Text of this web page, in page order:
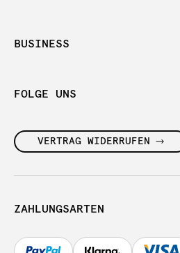
BUSINESS
FOLGE UNS
VERTRAG WIDERRUFEN
ZAHLUNGSARTEN